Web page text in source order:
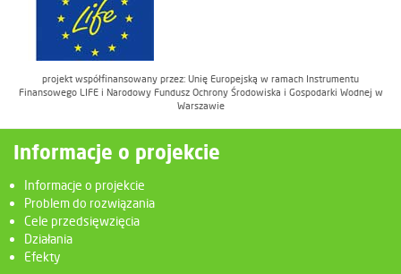
projekt współfinansowany przez: Unię Europejską w ramach Instrumentu
Finansowego LIFE i Narodowy Fundusz Ochrony Środowiska i Gospodarki Wodnej w
Warszawie
Informacje o projekcie
Informacje o projekcie
Problem do rozwiązania
Cele przedsięwzięcia
Działania
Efekty